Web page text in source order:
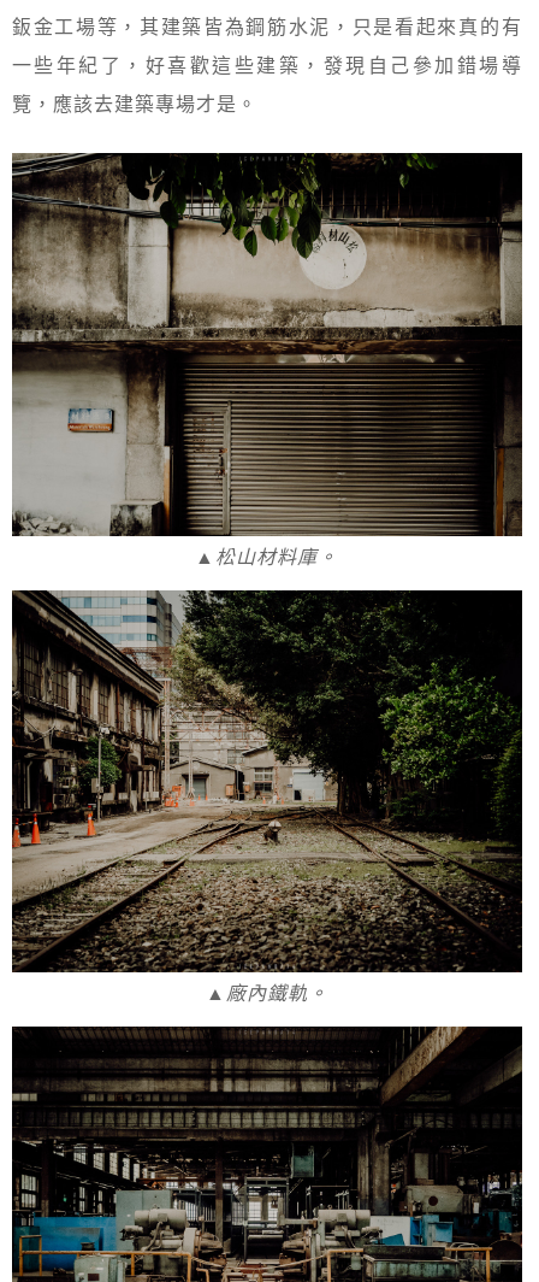
鈑金工場等，其建築皆為鋼筋水泥，只是看起來真的有
一些年紀了，好喜歡這些建築，發現自己參加錯場導
覽，應該去建築專場才是。
▲松山材料庫。
▲廠內鐵軌。